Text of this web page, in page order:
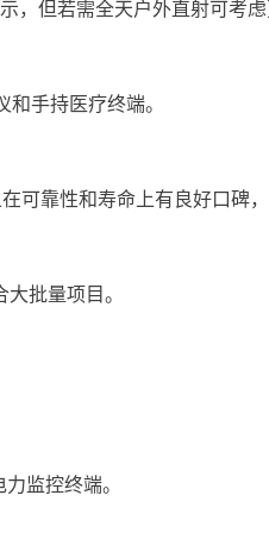
，但若需全天户外直射可考
手持医疗终端。
靠性和寿命上有良好口碑，
批量项目。
监控终端。